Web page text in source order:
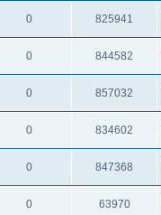
0 825941
0 844582
0 857032
0 834602
0 847368
0 63970